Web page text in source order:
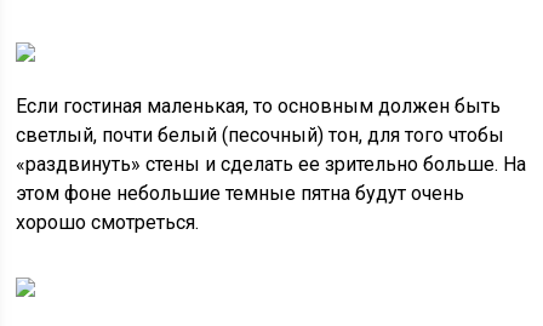
Если гостиная маленькая, то основным должен быть
светлый, почти белый (песочный) тон, для того чтобы
«раздвинуть» стены и сделать ее зрительно больше. На
этом фоне небольшие темные пятна будут очень
хорошо смотреться.